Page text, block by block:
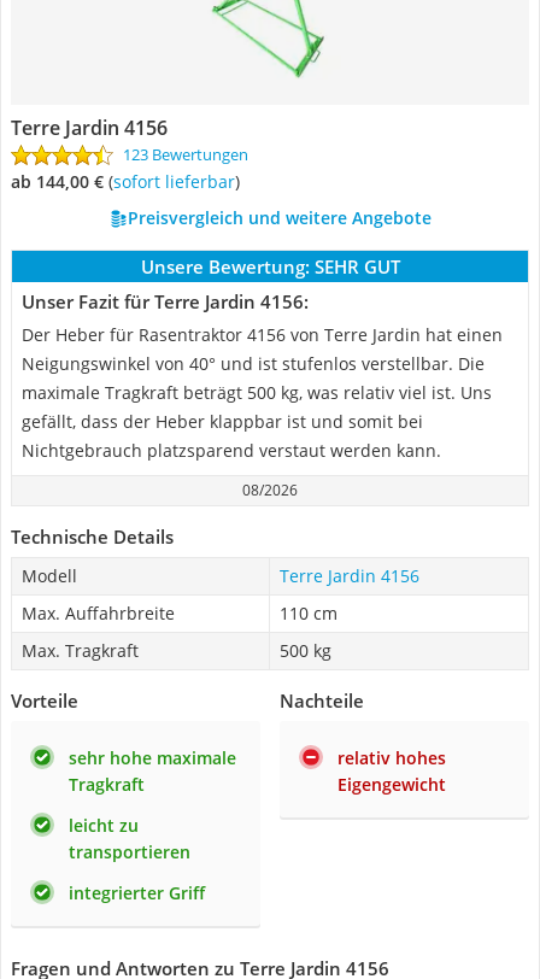
Terre Jardin 4156
123 Bewertungen
ab 144,00 € ( Sofort lieferbar)
Preisvergleich und weitere Angebote
Unsere Bewertung: SEHR GUT
Unser Fazit für Terre Jardin 4156:
Der Heber für Rasentraktor 4156 von Terre Jardin hat einen
Neigungswinkel von 40° und ist stufenlos verstellbar. Die
maximale Tragkraft beträgt 500 kg, was relativ viel ist. Uns
gefällt, dass der Heber klappbar ist und somit bei
Nichtgebrauch platzsparend verstaut werden kann.
08/2026
Technische Details
Modell
Terre Jardin 4156
Max. Auffahrbreite
110 cm
Max. Tragkraft
500 kg
Vorteile
sehr hohe maximale
Tragkraft
leicht zu
transportieren
integrierter Griff
Nachteile
relativ hohes
Eigengewicht
Fragen und Antworten zu Terre Jardin 4156